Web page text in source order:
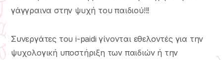
γάγγραινα στην ψυχή του παιδιού!!!
Συνεργάτες του i-paidi γίνονται εθελοντές για την
ψυχολογική υποστήριξη των παιδιών ή την